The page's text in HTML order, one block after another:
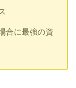
合に最強の資